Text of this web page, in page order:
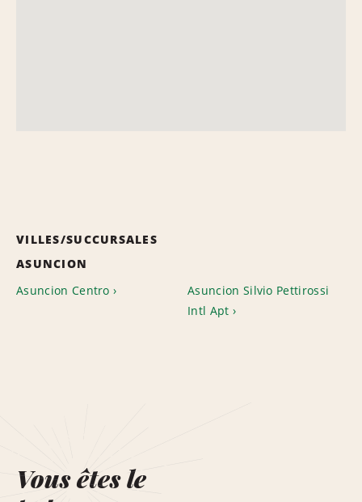
VILLES/SUCCURSALES
ASUNCION
Asuncion Centro
Asuncion Silvio Pettirossi
Intl Apt
Vous êtes le